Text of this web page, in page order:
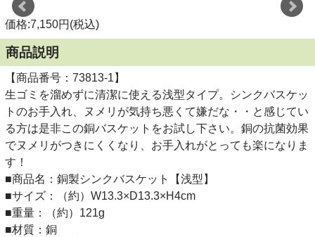
価格:7,150円(税込)
商品説明
【商品番号：73813-1】
生ゴミを溜めずに清潔に使える浅型タイプ。シンクバスケッ
トのお手入れ、ヌメリが気持ち悪くて嫌だな・・と感じてい
る方は是非この銅バスケットをお試し下さい。銅の抗菌効果
でヌメリがつきにくくなり、お手入れがとっても楽になりま
す！
■商品名：銅製シンクバスケット【浅型】
■サイズ：（約）W13.3×D13.3×H4cm
■重量：（約）121g
■材質：銅